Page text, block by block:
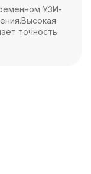
УЗИ-
точность